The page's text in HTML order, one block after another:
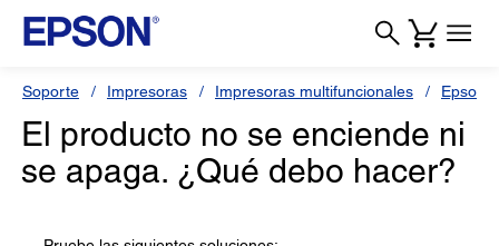
Soporte Impresoras Impresoras multifuncionales Epson L
El producto no se enciende ni
se apaga. ¿Qué debo hacer?